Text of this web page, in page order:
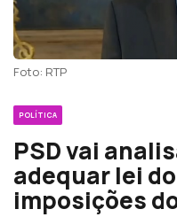
Foto: RTP
POLÍTICA
PSD vai
adequar lei
imposições